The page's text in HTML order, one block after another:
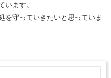
います。
を守っていきたいと思っていま